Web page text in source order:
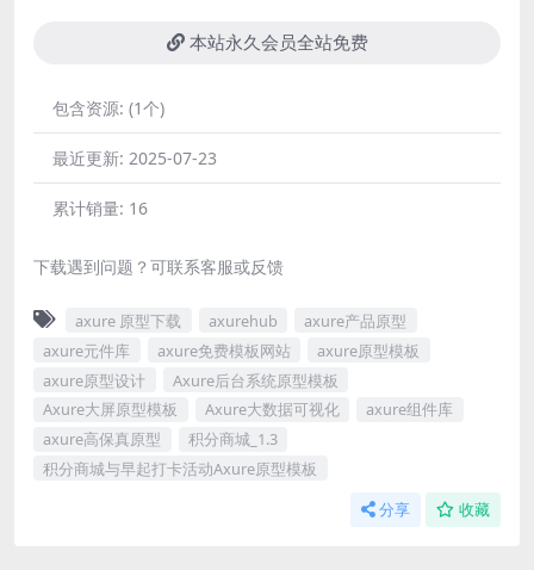
本站永久会员全站免费
包含资源: (1个)
最近更新: 2025-07-23
累计销量: 16
下载遇到问题？可联系客服或反馈
axure 原型下载 axurehub
axure产品原型
axure元件库
axure免费模板网站
axure原型模板
axure原型设计
Axure后台系统原型模板
Axure大屏原型模板
Axure大数据可视化
axure组件库
axure高保真原型
积分商城_1.3
积分商城与早起打卡活动Axure原型模板
分享 收藏